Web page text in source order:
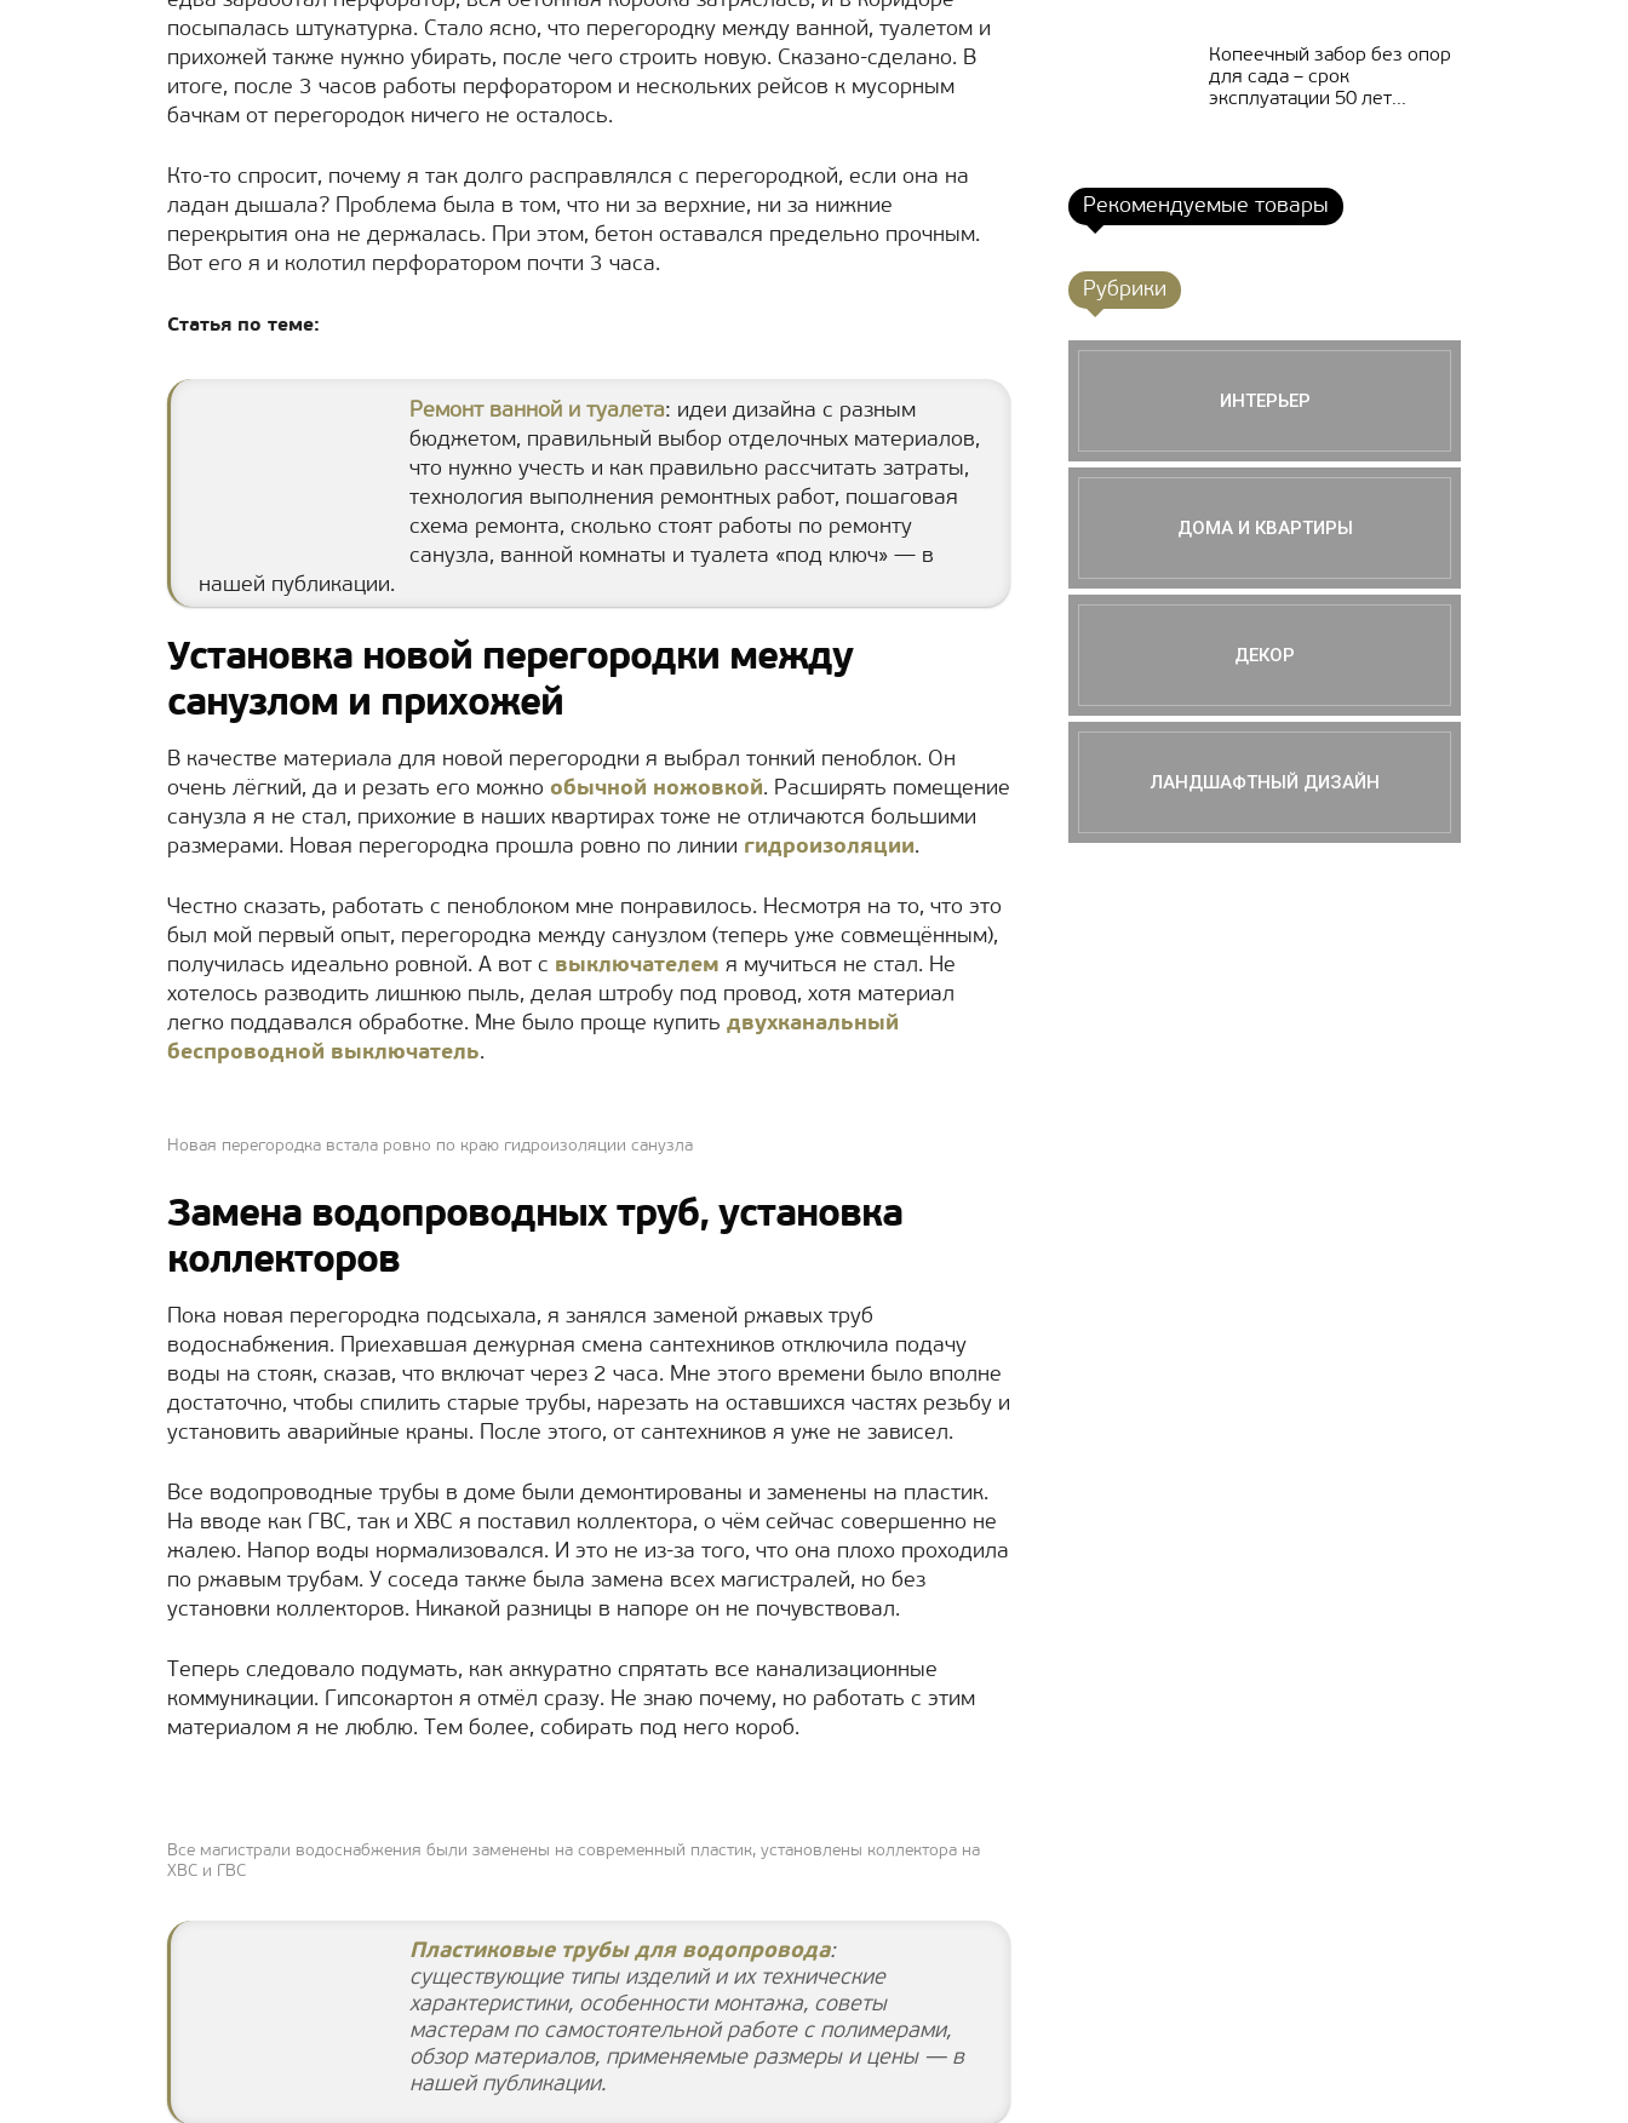
посыпалась штукатурка. Стало ясно, что перегородку между ванной, туалетом и
прихожей также нужно убирать, после чего строить новую. Сказано-сделано. В
итоге, после 3 часов работы перфоратором и нескольких рейсов к мусорным
бачкам от перегородок ничего не осталось.
Кто-то спросит, почему я так долго расправлялся с перегородкой, если она на
ладан дышала? Проблема была в том, что ни за верхние, ни за нижние
перекрытия она не держалась. При этом, бетон оставался предельно прочным.
Вот его я и колотил перфоратором почти 3 часа.
Статья по теме:
Ремонт ванной и туалета: идеи дизайна с разным
бюджетом, правильный выбор отделочных материалов,
что нужно учесть и как правильно рассчитать затраты,
технология выполнения ремонтных работ, пошаговая
схема ремонта, сколько стоят работы по ремонту
санузла, ванной комнаты и туалета «под ключ» — в
нашей публикации.
Установка новой перегородки между
санузлом и прихожей
В качестве материала для новой перегородки я выбрал тонкий пеноблок. Он
очень лёгкий, да и резать его можно обычной ножовкой. Расширять помещение
санузла я не стал, прихожие в наших квартирах тоже не отличаются большими
размерами. Новая перегородка прошла ровно по линии гидроизоляции.
Честно сказать, работать с пеноблоком мне понравилось. Несмотря на то, что это
был мой первый опыт, перегородка между санузлом (теперь уже совмещённым),
получилась идеально ровной. А вот с выключателем я мучиться не стал. Не
хотелось разводить лишнюю пыль, делая штробу под провод, хотя материал
легко поддавался обработке. Мне было проще купить двухканальный
беспроводной выключатель.
Новая перегородка встала ровно по краю гидроизоляции санузла
Замена водопроводных труб, установка
коллекторов
Пока новая перегородка подсыхала, я занялся заменой ржавых труб
водоснабжения. Приехавшая дежурная смена сантехников отключила подачу
воды на стояк, сказав, что включат через 2 часа. Мне этого времени было вполне
достаточно, чтобы спилить старые трубы, нарезать на оставшихся частях резьбу и
установить аварийные краны. После этого, от сантехников я уже не зависел.
Все водопроводные трубы в доме были демонтированы и заменены на пластик.
На вводе как ГВС, так и ХВС я поставил коллектора, о чём сейчас совершенно не
жалею. Напор воды нормализовался. И это не из-за того, что она плохо проходила
по ржавым трубам. У соседа также была замена всех магистралей, но без
установки коллекторов. Никакой разницы в напоре он не почувствовал.
Теперь следовало подумать, как аккуратно спрятать все канализационные
коммуникации. Гипсокартон я отмёл сразу. Не знаю почему, но работать с этим
материалом я не люблю. Тем более, собирать под него короб.
Все магистрали водоснабжения были заменены на современный пластик, установлены коллектора на
ХВС и ГВС
Пластиковые трубы для водопровода:
существующие типы изделий и их технические
характеристики, особенности монтажа, советы
мастерам по самостоятельной работе с полимерами,
обзор материалов, применяемые размеры и цены — в
нашей публикации.
Копеечный забор без опор
для сада – срок
эксплуатации 50 лет...
Рекомендуемые товары
Рубрики
ИНТЕРЬЕР
ДОМА И КВАРТИРЫ
ДЕКОР
ЛАНДШАФТНЫЙ ДИЗАЙН